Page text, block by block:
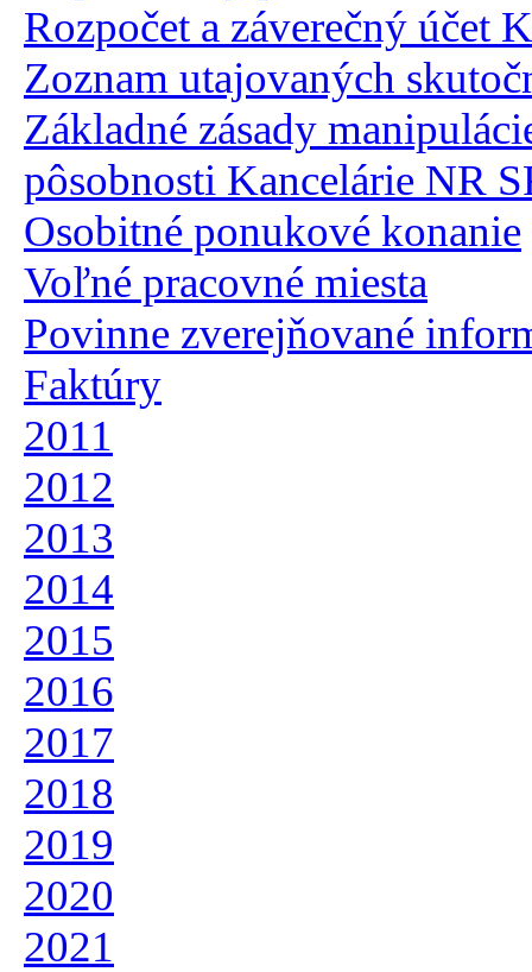
Rozpočet a záverečný účet
Zoznam utajovaných
Základné zásady
pôsobnosti Kancelárie NR
Osobitné ponukové konanie
Voľné pracovné miesta
Povinne zverejňované
Faktúry
2011
2012
2013
2014
2015
2016
2017
2018
2019
2020
2021